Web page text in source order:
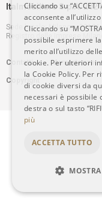
Italmobiliare S.p.A. 2021
Sede legale: Milano –
Registro delle Imprese
Footer
menu
Contatti Avvertenze
Copyright
Cliccando su
acconsente
Cliccando su
possibile esprimere
merito all’utilizzo
cookie. Per ulteriori
la Cookie Policy. Per
di cookie diversi da
necessari è possibile
destra o sul tasto
più
ACCETTA TUTTO